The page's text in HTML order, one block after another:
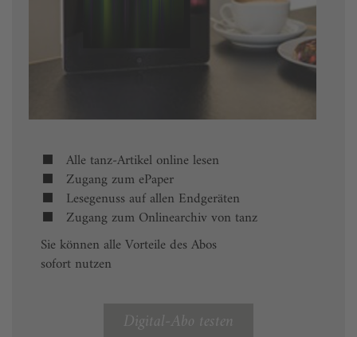
Alle tanz-Artikel online lesen
Zugang zum ePaper
Lesegenuss auf allen Endgeräten
Zugang zum Onlinearchiv von tanz
Sie können alle Vorteile des Abos
sofort nutzen
Digital-Abo testen